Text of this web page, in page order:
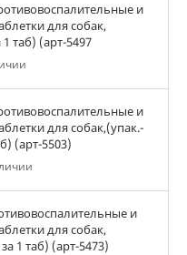
и
для собак,
таб) (арт-5497
и
для собак,(упак.-
(арт-5503)
и
для собак,
1 таб) (арт-5473)